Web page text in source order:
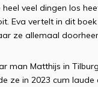
veel dingen los
Eva vertelt in dit
ze allemaal
man Matthijs in
ze in 2023 cum